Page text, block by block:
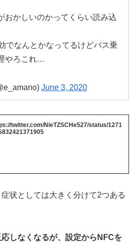
おかしいのかってくらい読み込
でなんとかなってるけどバス乗
やろこれ…
June 3, 2020
twitter.com/NieTZSCHe527/status/1271
状としては大きく分けて2つある
しなくなるが、設定からNFCを